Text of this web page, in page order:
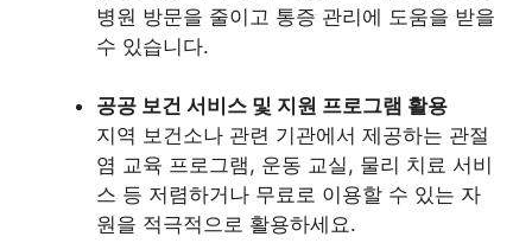
병원 방문을 줄이고 통증 관리에 도움을 받을
수 있습니다.
공공 보건 서비스 및 지원 프로그램 활용
지역 보건소나 관련 기관에서 제공하는 관절
염 교육 프로그램, 운동 교실, 물리 치료 서비
스 등 저렴하거나 무료로 이용할 수 있는 자
원을 적극적으로 활용하세요.